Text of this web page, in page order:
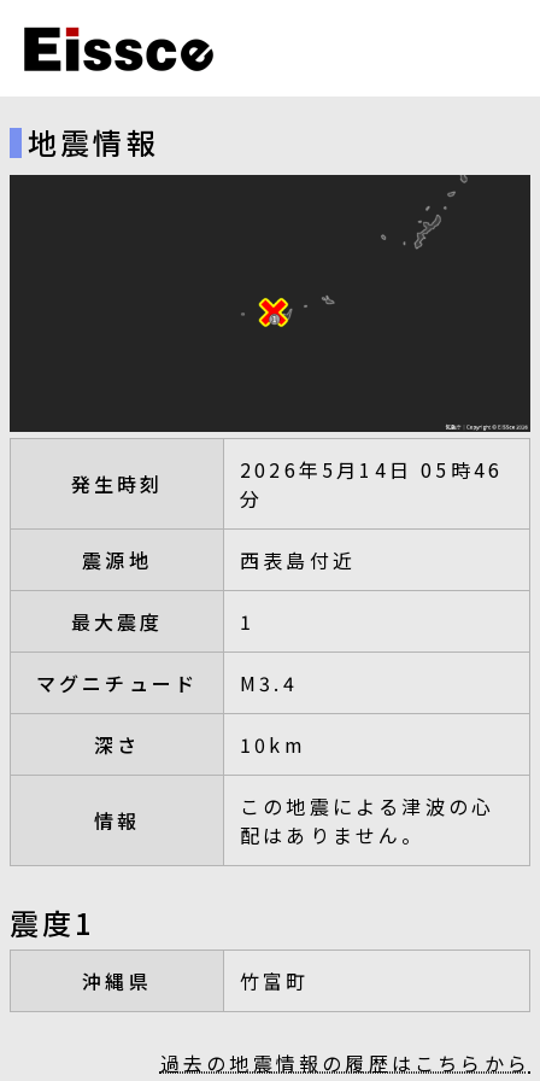
地震情報
発生時刻
2026年5月14日 05時46
分
震源地 西表島付近
最大震度 1
マグニチュード M3.4
深さ 10km
情報
この地震による津波の心
配はありません。
震度1
沖縄県 竹富町
過去の地震情報の履歴はこちらから